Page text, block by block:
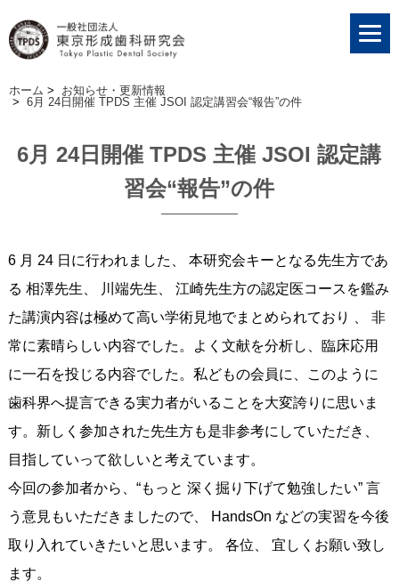
ホーム > お知らせ・更新情報
> 6月 24日開催 TPDS 主催 JSOI 認定講習会“報告”の件
6月 24日開催 TPDS 主催 JSOI 認定講
習会“報告”の件
6 月 24 日に行われました、 本研究会キーとなる先生方であ
る 相澤先生、 川端先生、 江崎先生方の認定医コースを鑑み
た講演内容は極めて高い学術見地でまとめられており 、 非
常に素晴らしい内容でした。よく文献を分析し、臨床応用
に一石を投じる内容でした。私どもの会員に、このように
歯科界へ提言できる実力者がいることを大変誇りに思いま
す。新しく参加された先生方も是非参考にしていただき、
目指していって欲しいと考えています。
今回の参加者から、“もっと 深く掘り下げて勉強したい” 言
う意見もいただきましたので、 HandsOn などの実習を今後
取り入れていきたいと思います。 各位、 宜しくお願い致し
ます。